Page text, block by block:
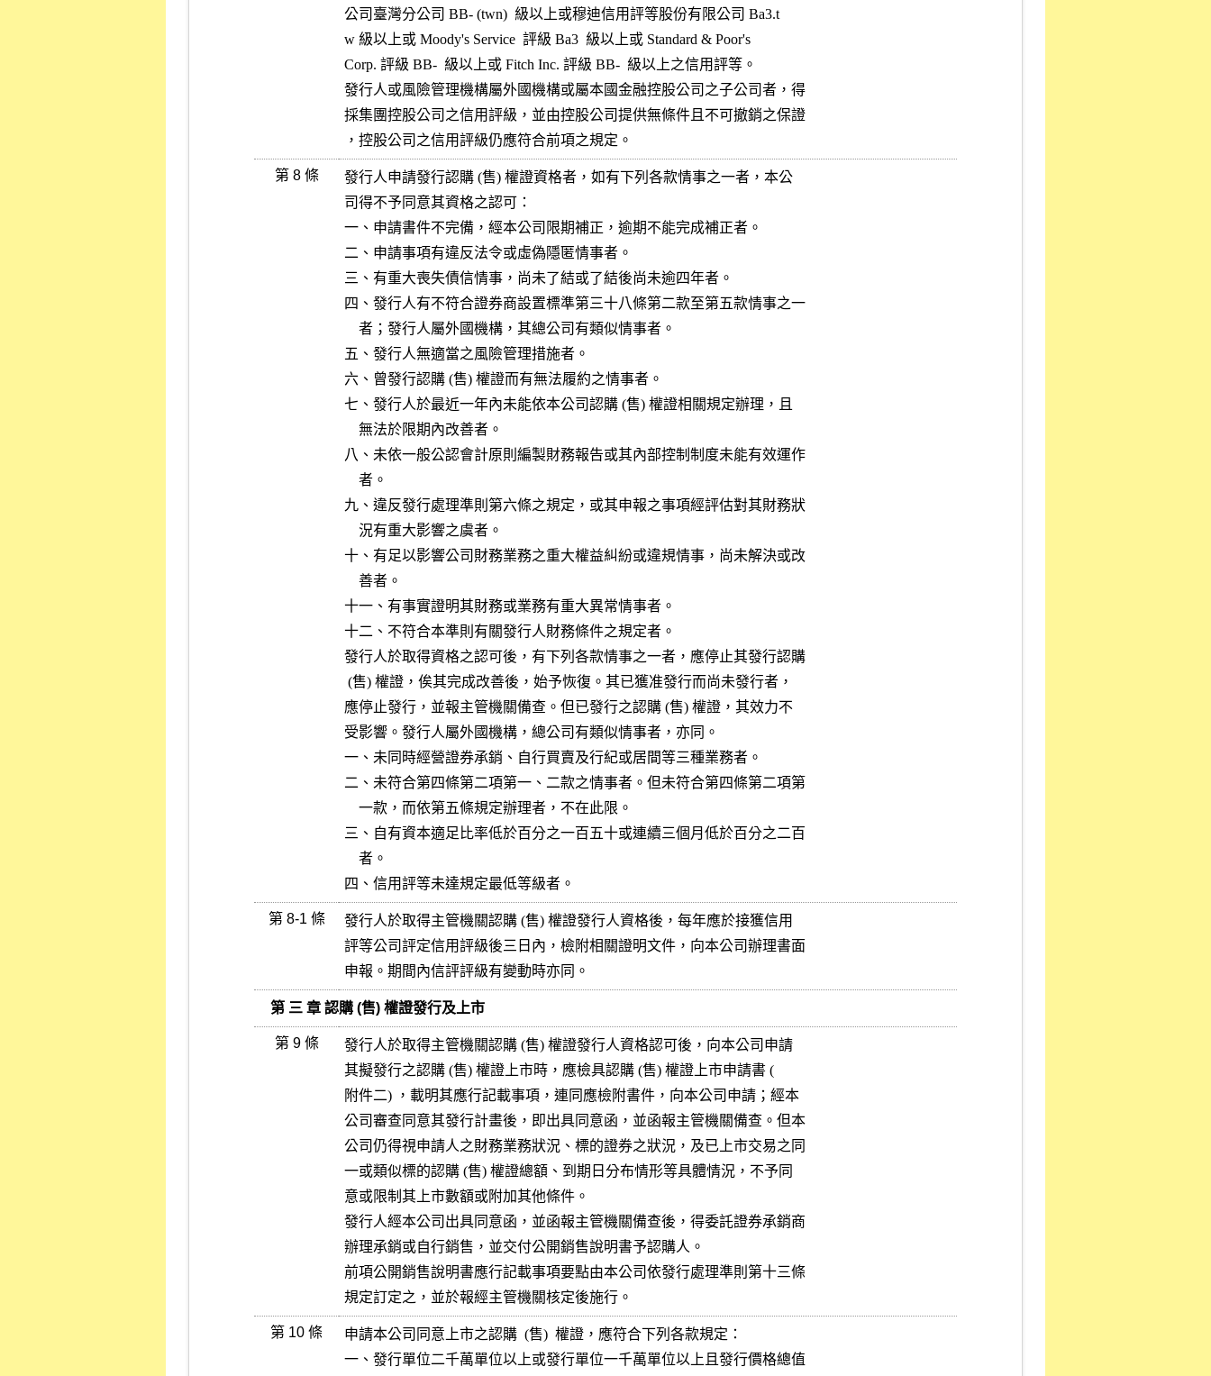
公司臺灣分公司 BB- (twn)  級以上或穆迪信用評等股份有限公司 Ba3.t
w 級以上或 Moody's Service  評級 Ba3  級以上或 Standard & Poor's
Corp. 評級 BB-  級以上或 Fitch Inc. 評級 BB-  級以上之信用評等。
發行人或風險管理機構屬外國機構或屬本國金融控股公司之子公司者，得
採集團控股公司之信用評級，並由控股公司提供無條件且不可撤銷之保證
，控股公司之信用評級仍應符合前項之規定。
第 8 條
發行人申請發行認購 (售) 權證資格者，如有下列各款情事之一者，本公
司得不予同意其資格之認可：
一、申請書件不完備，經本公司限期補正，逾期不能完成補正者。
二、申請事項有違反法令或虛偽隱匿情事者。
三、有重大喪失債信情事，尚未了結或了結後尚未逾四年者。
四、發行人有不符合證券商設置標準第三十八條第二款至第五款情事之一
五、發行人無適當之風險管理措施者。
六、曾發行認購 (售) 權證而有無法履約之情事者。
七、發行人於最近一年內未能依本公司認購 (售) 權證相關規定辦理，且
八、未依一般公認會計原則編製財務報告或其內部控制制度未能有效運作
九、違反發行處理準則第六條之規定，或其申報之事項經評估對其財務狀
十、有足以影響公司財務業務之重大權益糾紛或違規情事，尚未解決或改
十一、有事實證明其財務或業務有重大異常情事者。
十二、不符合本準則有關發行人財務條件之規定者。
發行人於取得資格之認可後，有下列各款情事之一者，應停止其發行認購
應停止發行，並報主管機關備查。但已發行之認購 (售) 權證，其效力不
受影響。發行人屬外國機構，總公司有類似情事者，亦同。
一、未同時經營證券承銷、自行買賣及行紀或居間等三種業務者。
二、未符合第四條第二項第一、二款之情事者。但未符合第四條第二項第
三、自有資本適足比率低於百分之一百五十或連續三個月低於百分之二百
四、信用評等未達規定最低等級者。
第 8-1 條
發行人於取得主管機關認購 (售) 權證發行人資格後，每年應於接獲信用
評等公司評定信用評級後三日內，檢附相關證明文件，向本公司辦理書面
申報。期間內信評評級有變動時亦同。
   第 三 章 認購 (售) 權證發行及上市
第 9 條
發行人於取得主管機關認購 (售) 權證發行人資格認可後，向本公司申請
其擬發行之認購 (售) 權證上市時，應檢具認購 (售) 權證上市申請書 (
附件二) ，載明其應行記載事項，連同應檢附書件，向本公司申請；經本
公司審查同意其發行計畫後，即出具同意函，並函報主管機關備查。但本
公司仍得視申請人之財務業務狀況、標的證券之狀況，及已上市交易之同
一或類似標的認購 (售) 權證總額、到期日分布情形等具體情況，不予同
意或限制其上市數額或附加其他條件。
發行人經本公司出具同意函，並函報主管機關備查後，得委託證券承銷商
辦理承銷或自行銷售，並交付公開銷售說明書予認購人。
前項公開銷售說明書應行記載事項要點由本公司依發行處理準則第十三條
規定訂定之，並於報經主管機關核定後施行。
第 10 條
申請本公司同意上市之認購  (售)  權證，應符合下列各款規定：
一、發行單位二千萬單位以上或發行單位一千萬單位以上且發行價格總值